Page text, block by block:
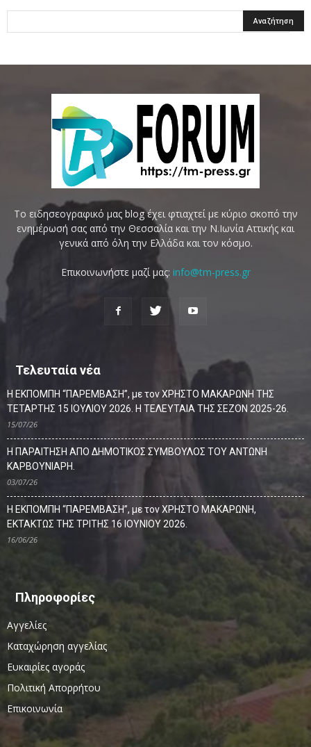
Το ειδησεογραφικό μας blog έχει φτιαχτεί με κύριο σκοπό την
ενημέρωσή σας από την Θεσσαλία και την Ν.Ιωνία Αττικής και
γενικά από όλη την Ελλάδα και τον κόσμο.
Επικοινωνήστε μαζί μας: info@tm-press.gr
Τελευταία νέα
Η ΕΚΠΟΜΠΗ “ΠΑΡΕΜΒΑΣΗ”, με τον ΧΡΗΣΤΟ ΜΑΚΑΡΩΝΗ ΤΗΣ
ΤΕΤΑΡΤΗΣ 15 ΙΟΥΛΙΟΥ 2026. Η ΤΕΛΕΥΤΑΙΑ ΤΗΣ ΣΕΖΟΝ 2025-26.
15/07/26
Η ΠΑΡΑΙΤΗΣΗ ΑΠΟ ΔΗΜΟΤΙΚΟΣ ΣΥΜΒΟΥΛΟΣ ΤΟΥ ΑΝΤΩΝΗ
ΚΑΡΒΟΥΝΙΑΡΗ.
03/07/26
Η ΕΚΠΟΜΠΗ “ΠΑΡΕΜΒΑΣΗ”, με τον ΧΡΗΣΤΟ ΜΑΚΑΡΩΝΗ,
ΕΚΤΑΚΤΩΣ ΤΗΣ ΤΡΙΤΗΣ 16 ΙΟΥΝΙΟΥ 2026.
16/06/26
Πληροφορίες
Αγγελίες
Καταχώρηση αγγελίας
Ευκαιρίες αγοράς
Πολιτική Απορρήτου
Επικοινωνία